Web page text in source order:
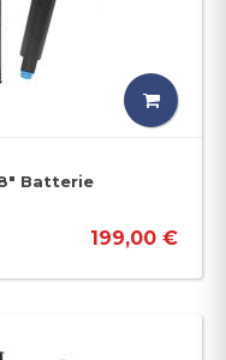
Batterie
199,00 €